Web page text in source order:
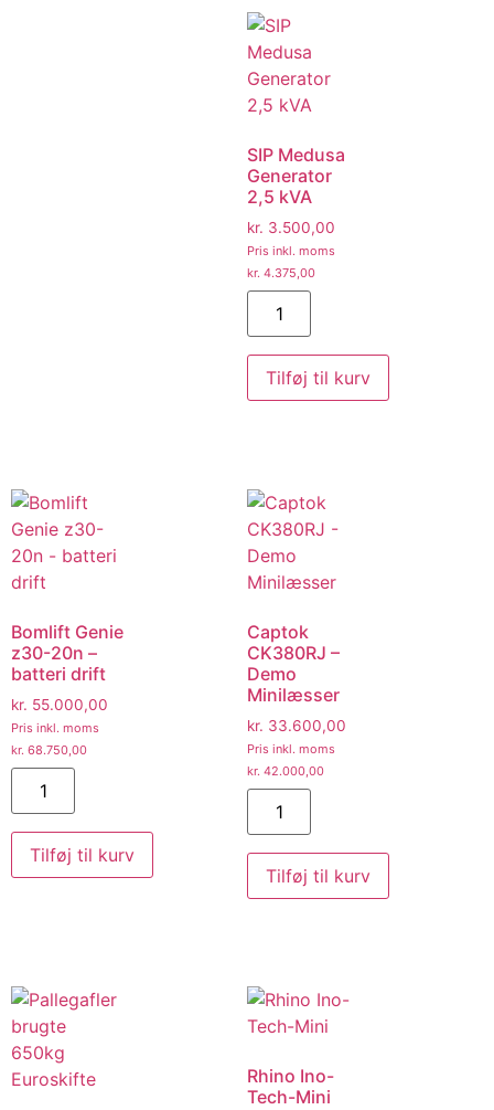
SIP Medusa
Generator
2,5 kVA
kr. 3.500,00
Pris inkl. moms
kr. 4.375,00
Tilføj til kurv
Bomlift Genie
z30-20n –
batteri drift
kr. 55.000,00
Pris inkl. moms
kr. 68.750,00
Tilføj til kurv
Captok
CK380RJ –
Demo
Minilæsser
kr. 33.600,00
Pris inkl. moms
kr. 42.000,00
Tilføj til kurv
Rhino Ino-
Tech-Mini